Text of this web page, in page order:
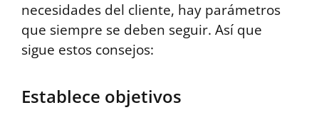
necesidades del cliente, hay parámetros
que siempre se deben seguir. Así que
sigue estos consejos:
Establece objetivos